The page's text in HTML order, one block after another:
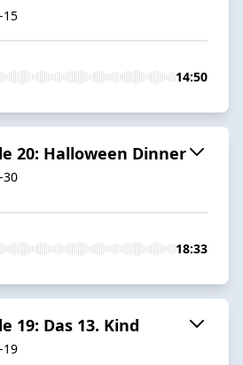
15
14:50
20: Halloween Dinner
30
18:33
19: Das 13. Kind
19